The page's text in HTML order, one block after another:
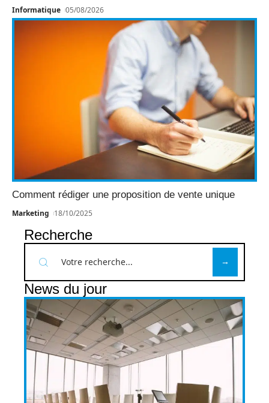
Informatique 05/08/2026
Comment rédiger une proposition de vente unique
Marketing 18/10/2025
Recherche
News du jour